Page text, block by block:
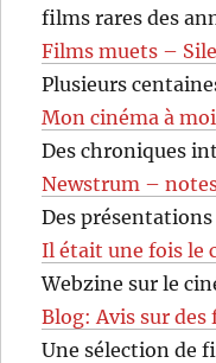
films rares des
Films muets –
Plusieurs
Mon cinéma à moi
Des chroniques
Newstrum –
Des
Il était une fois le
Webzine sur le
Blog: Avis sur des
Une sélection de